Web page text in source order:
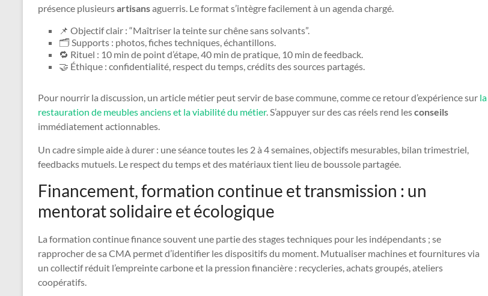
présence plusieursartisansaguerris. Le format s’intègre facilement à un agenda chargé.
📌 Objectif clair : “Maîtriser la teinte sur chêne sans solvants”.
🗂️ Supports : photos, fiches techniques, échantillons.
🔁 Rituel : 10 min de point d’étape, 40 min de pratique, 10 min de feedback.
🤝 Éthique : confidentialité, respect du temps, crédits des sources partagés.
Pour nourrir la discussion, un article métier peut servir de base commune, comme ce retour d’expérience sur la
restauration de meubles anciens et la viabilité du métier. S’appuyer sur des cas réels rend lesconseils
immédiatement actionnables.
Un cadre simple aide à durer : une séance toutes les 2 à 4 semaines, objectifs mesurables, bilan trimestriel,
feedbacks mutuels. Le respect du temps et des matériaux tient lieu de boussole partagée.
Financement, formation continue et transmission : un
mentorat solidaire et écologique
La formation continue finance souvent une partie des stages techniques pour les indépendants ; se
rapprocher de sa CMA permet d’identifier les dispositifs du moment. Mutualiser machines et fournitures via
un collectif réduit l’empreinte carbone et la pression financière : recycleries, achats groupés, ateliers
coopératifs.